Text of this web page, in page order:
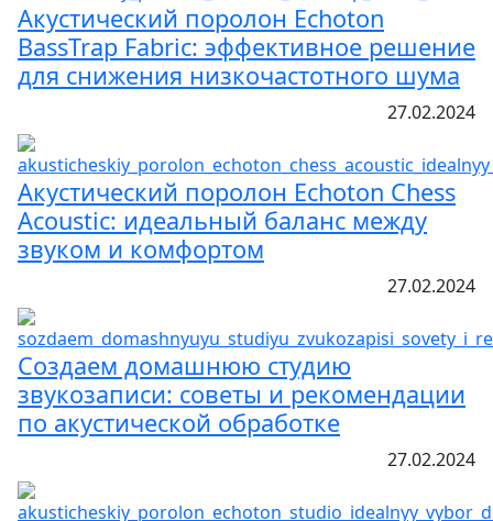
Акустический поролон Echoton
BassTrap Fabric: эффективное решение
для снижения низкочастотного шума
27.02.2024
Акустический поролон Echoton Chess
Acoustic: идеальный баланс между
звуком и комфортом
27.02.2024
Создаем домашнюю студию
звукозаписи: советы и рекомендации
по акустической обработке
27.02.2024